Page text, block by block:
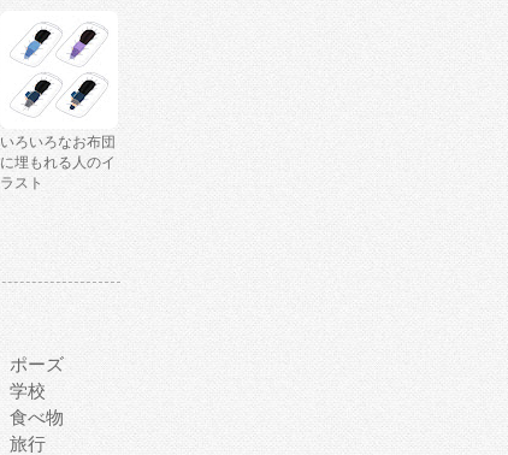
いろいろなお布団
に埋もれる人のイ
ラスト
ポーズ
学校
食べ物
旅行